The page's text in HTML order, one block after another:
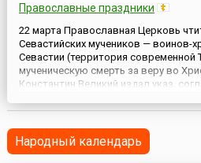
Православные праздники
22 марта Православная Церковь
Севастийских мучеников — воинов-
Севастии (территория современной
мученическую смерть за веру во
Константин Великий издал указ,
правах с язычниками. Но его
Народный календарь